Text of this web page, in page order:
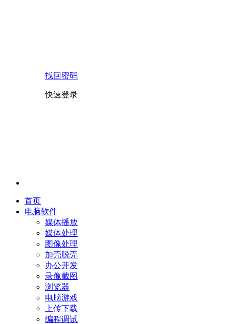
找回密码
快速登录
首页
电脑软件
媒体播放
媒体处理
图像处理
加壳脱壳
办公开发
录像截图
浏览器
电脑游戏
上传下载
编程调试